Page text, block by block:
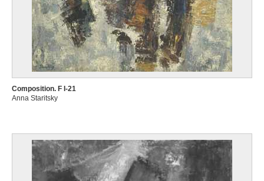
Composition. F I-21
Anna Staritsky